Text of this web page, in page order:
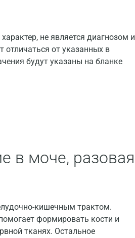
не является диагнозом и
отличаться от указанных в
будут указаны на бланке
в моче, разовая
кишечным трактом.
формировать кости и
тканях. Остальное